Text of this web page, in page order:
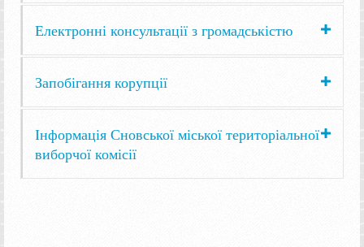
Електронні консультації з громадськістю
Запобігання корупції
Інформація Сновської міської територіальної
виборчої комісії